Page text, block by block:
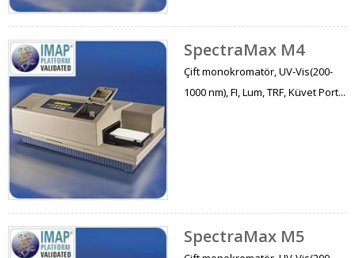
SpectraMax M4
Çift monokromatör, UV-Vis(200-
1000 nm), FI, Lum, TRF, Küvet Port...
SpectraMax M5